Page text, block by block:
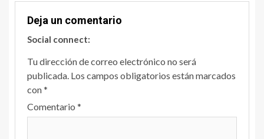
Deja un comentario
Social connect:
Tu dirección de correo electrónico no será
publicada. Los campos obligatorios están marcados
con*
Comentario *